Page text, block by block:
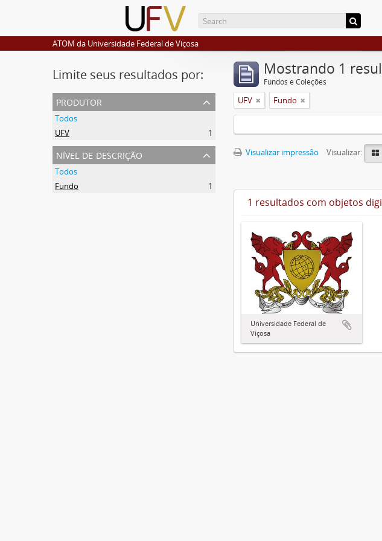
ATOM da Universidade Federal de Viçosa
Limite seus resultados por:
produtor
Todos
UFV
1
nível de descrição
Todos
Fundo
1
Mostrando 1
Fundos e Coleções
UFV Fundo
Visualizar impressão
Visualizar:
1 resultados com objetos
Universidade Federal de
Viçosa